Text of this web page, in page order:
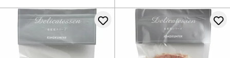
お気に入りに登録する